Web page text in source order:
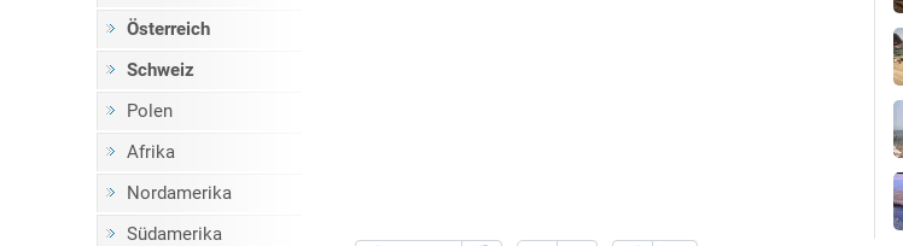
Österreich
Schweiz
Polen
Afrika
Nordamerika
Südamerika